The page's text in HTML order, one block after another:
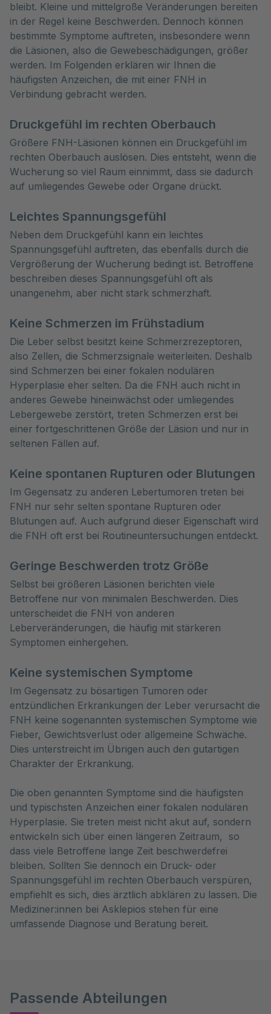
bleibt. Kleine und mittelgroße Veränderungen bereiten
in der Regel keine Beschwerden. Dennoch können
bestimmte Symptome auftreten, insbesondere wenn
die Läsionen, also die Gewebeschädigungen, größer
werden. Im Folgenden erklären wir Ihnen die
häufigsten Anzeichen, die mit einer FNH in
Verbindung gebracht werden.
Druckgefühl im rechten Oberbauch
Größere FNH-Läsionen können ein Druckgefühl im
rechten Oberbauch auslösen. Dies entsteht, wenn die
Wucherung so viel Raum einnimmt, dass sie dadurch
auf umliegendes Gewebe oder Organe drückt.
Leichtes Spannungsgefühl
Neben dem Druckgefühl kann ein leichtes
Spannungsgefühl auftreten, das ebenfalls durch die
Vergrößerung der Wucherung bedingt ist. Betroffene
beschreiben dieses Spannungsgefühl oft als
unangenehm, aber nicht stark schmerzhaft.
Keine Schmerzen im Frühstadium
Die Leber selbst besitzt keine Schmerzrezeptoren,
also Zellen, die Schmerzsignale weiterleiten. Deshalb
sind Schmerzen bei einer fokalen nodulären
Hyperplasie eher selten. Da die FNH auch nicht in
anderes Gewebe hineinwächst oder umliegendes
Lebergewebe zerstört, treten Schmerzen erst bei
einer fortgeschrittenen Größe der Läsion und nur in
seltenen Fällen auf.
Keine spontanen Rupturen oder Blutungen
Im Gegensatz zu anderen Lebertumoren treten bei
FNH nur sehr selten spontane Rupturen oder
Blutungen auf. Auch aufgrund dieser Eigenschaft wird
die FNH oft erst bei Routineuntersuchungen entdeckt.
Geringe Beschwerden trotz Größe
Selbst bei größeren Läsionen berichten viele
Betroffene nur von minimalen Beschwerden. Dies
unterscheidet die FNH von anderen
Leberveränderungen, die häufig mit stärkeren
Symptomen einhergehen.
Keine systemischen Symptome
Im Gegensatz zu bösartigen Tumoren oder
entzündlichen Erkrankungen der Leber verursacht die
FNH keine sogenannten systemischen Symptome wie
Fieber, Gewichtsverlust oder allgemeine Schwäche.
Dies unterstreicht im Übrigen auch den gutartigen
Charakter der Erkrankung.
Die oben genannten Symptome sind die häufigsten
und typischsten Anzeichen einer fokalen nodulären
Hyperplasie. Sie treten meist nicht akut auf, sondern
entwickeln sich über einen längeren Zeitraum, so
dass viele Betroffene lange Zeit beschwerdefrei
bleiben. Sollten Sie dennoch ein Druck- oder
Spannungsgefühl im rechten Oberbauch verspüren,
empfiehlt es sich, dies ärztlich abklären zu lassen. Die
Mediziner:innen bei Asklepios stehen für eine
umfassende Diagnose und Beratung bereit.
Passende Abteilungen